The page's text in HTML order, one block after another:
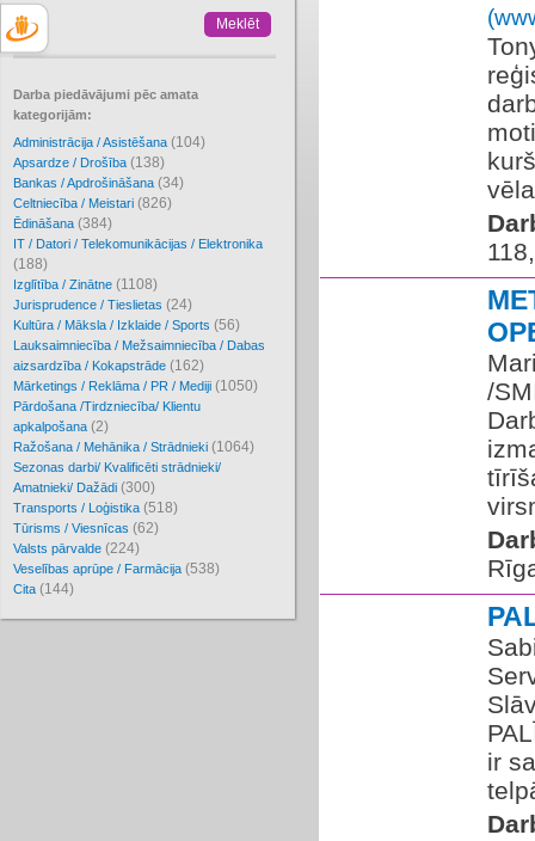
Darba piedāvājumi pēc amata
kategorijām:
Administrācija / Asistēšana (104)
Apsardze / Drošība (138)
Bankas / Apdrošināšana (34)
Celtniecība / Meistari (826)
Ēdināšana (384)
IT / Datori / Telekomunikācijas / Elektronika
(188)
Izglītība / Zinātne (1108)
Jurisprudence / Tieslietas (24)
Kultūra / Māksla / Izklaide / Sports (56)
Lauksaimniecība / Mežsaimniecība / Dabas
aizsardzība / Kokapstrāde (162)
Mārketings / Reklāma / PR / Mediji (1050)
Pārdošana /Tirdzniecība/ Klientu
apkalpošana (2)
Ražošana / Mehānika / Strādnieki (1064)
Sezonas darbi/ Kvalificēti strādnieki/
Amatnieki/ Dažādi (300)
Transports / Loģistika (518)
Tūrisms / Viesnīcas (62)
Valsts pārvalde (224)
Veselības aprūpe / Farmācija (538)
Cita (144)
/
ir